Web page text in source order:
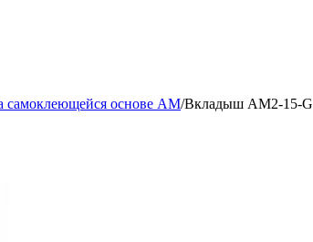
самоклеющейся основе AM/Вкладыш AM2-15-G